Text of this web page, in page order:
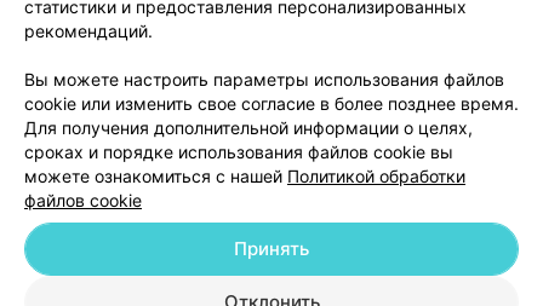
Обработка персональных данных
© 2026 ООО «Артокс Лаб», УНП 191700409
| 220012, Республика Беларусь,
г. Минск, улица Толбухина, 2, пом. 16 | help@103.by
статистики и предоставления персонализированных
рекомендаций.
Вы можете настроить параметры использования файлов
cookie или изменить свое согласие в более позднее время.
Для получения дополнительной информации о целях,
сроках и порядке использования файлов cookie вы
можете ознакомиться с нашей Политикой обработки
файлов cookie
Принять